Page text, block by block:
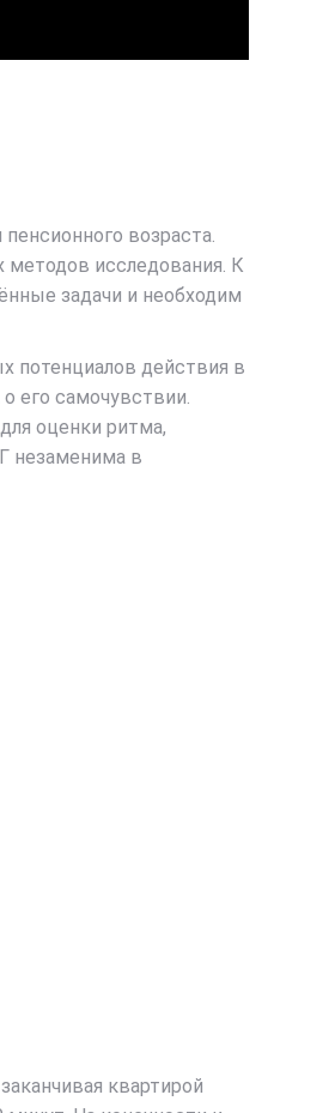
возраста.
исследования. К
задачи и необходим
потенциалов действия в
его самочувствии.
оценки ритма,
незаменима в
квартирой